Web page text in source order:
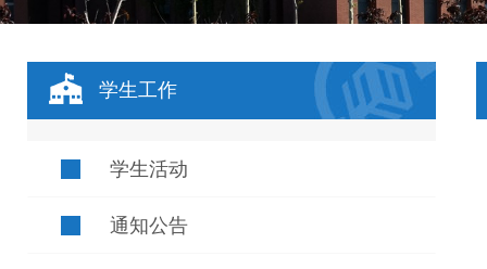
学生工作
学生活动
通知公告